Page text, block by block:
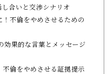
合いと交渉シナリオ
不倫をやめさせるための
効果的な言葉とメッセージ
倫をやめさせる証拠提示